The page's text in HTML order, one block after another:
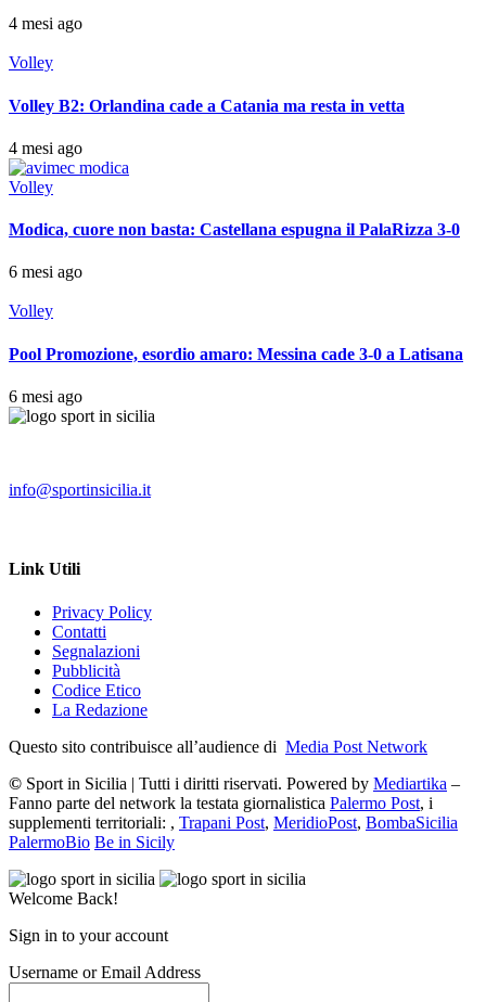
4 mesi ago
Volley
Volley B2: Orlandina cade a Catania ma resta in vetta
4 mesi ago
Volley
Modica, cuore non basta: Castellana espugna il PalaRizza 3-0
6 mesi ago
Volley
Pool Promozione, esordio amaro: Messina cade 3-0 a Latisana
6 mesi ago
info@sportinsicilia.it
Link Utili
Privacy Policy
Contatti
Segnalazioni
Pubblicità
Codice Etico
La Redazione
Questo sito contribuisce all’audience di Media Post Network
© Sport in Sicilia | Tutti i diritti riservati. Powered by Mediartika –
Fanno parte del network la testata giornalistica Palermo Post, i
supplementi territoriali: , Trapani Post, MeridioPost, BombaSicilia
PalermoBio Be in Sicily
Welcome Back!
Sign in to your account
Username or Email Address